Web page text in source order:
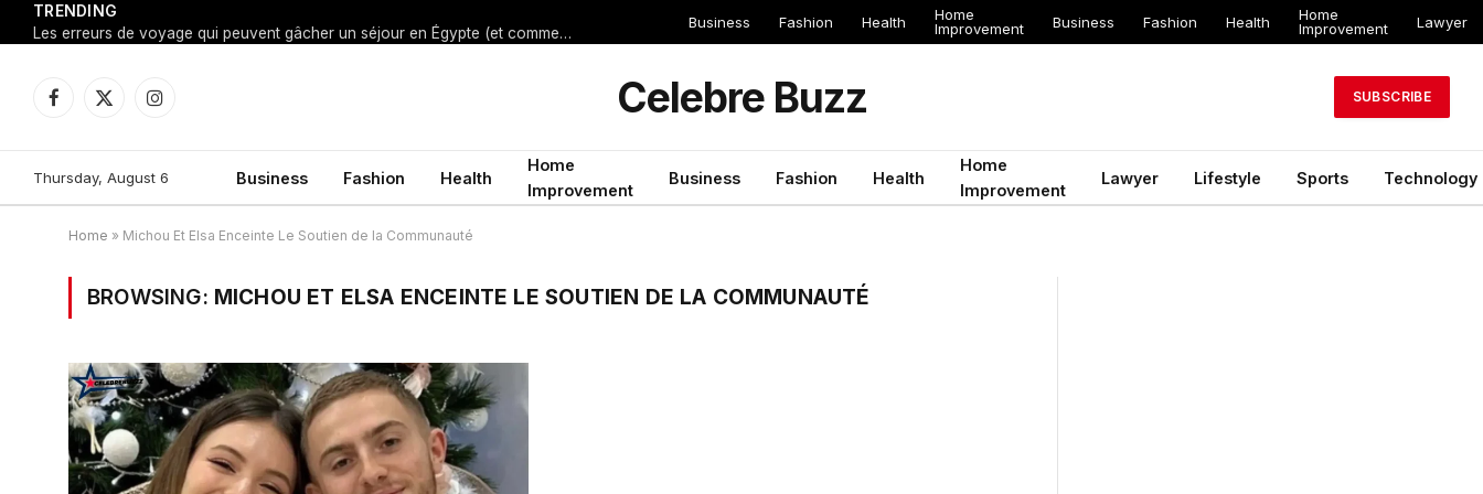
TRENDING
Les erreurs de voyage qui peuvent gâcher un séjour en Égypte (et comment les éviter)
Business Fashion Health
Home
Improvement
Business Fashion Health
Home
Improvement
Lawyer
Facebook
X
Instagram Celebre Buzz SUBSCRIBE
Thursday, August 6 Business Fashion Health
Home
Improvement
Business Fashion Health
Home
Improvement
Lawyer Lifestyle Sports Technology
Home » Michou Et Elsa Enceinte Le Soutien de la Communauté
BROWSING: MICHOU ET ELSA ENCEINTE LE SOUTIEN DE LA COMMUNAUTÉ